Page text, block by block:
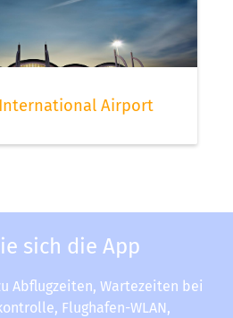
Airport
sich die App
Abflugzeiten, Wartezeiten bei
Flughafen-WLAN,